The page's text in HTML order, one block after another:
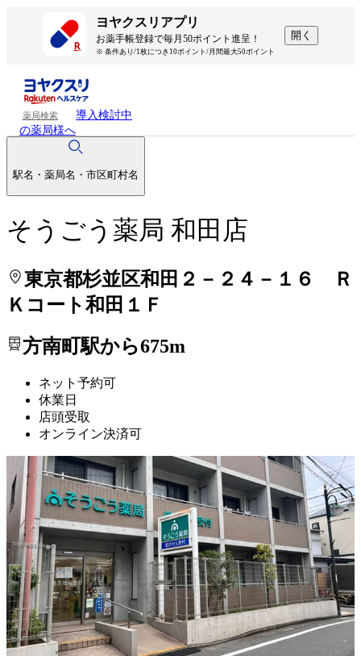
ヨヤクスリアプリ
お薬手帳登録で毎月50ポイント進呈！
※ 条件あり/1枚につき10ポイント/月間最大50ポイント
開く
薬局検索
導入検討中
の薬局様へ
駅名・薬局名・市区町村名
そうごう薬局 和田店
東京都杉並区和田２－２４－１６ Ｒ
Ｋコート和田１Ｆ
方南町駅から675m
ネット予約可
休業日
店頭受取
オンライン決済可
処方せんを送って待ち時間を短く！
処方せんを送って待ち時間を短く！